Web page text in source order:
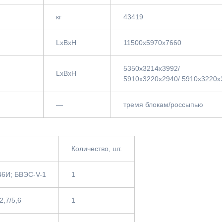
кг 43419
LxBxH 11500х5970х7660
LxBxH
5350х3214х3992/
5910х3220х2940/
— тремя блокам/россыпью
Количество, шт.
БВЭС-V-1 1
5,6 1